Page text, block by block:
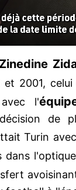
Zinedine
et 2001,
l'
de
Turin
dans